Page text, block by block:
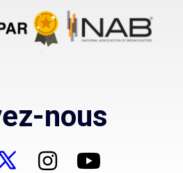
nous